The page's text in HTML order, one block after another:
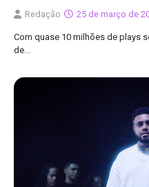
Redação 25 de março de
Com quase 10 milhões de plays
de…